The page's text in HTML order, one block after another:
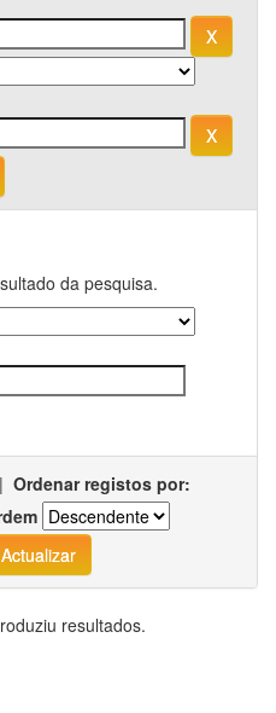
da pesquisa.
| Ordenar registos por:
resultados.